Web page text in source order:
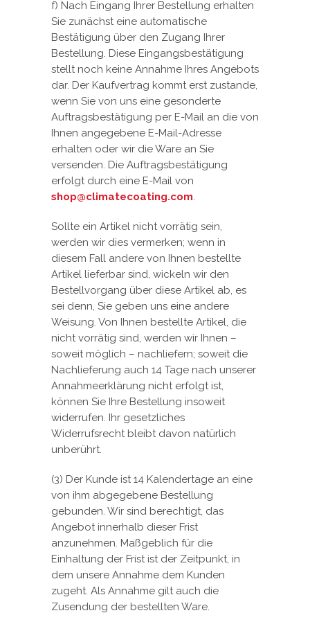
f) Nach Eingang Ihrer Bestellung erhalten
Sie zunächst eine automatische
Bestätigung über den Zugang Ihrer
Bestellung. Diese Eingangsbestätigung
stellt noch keine Annahme Ihres Angebots
dar. Der Kaufvertrag kommt erst zustande,
wenn Sie von uns eine gesonderte
Auftragsbestätigung per E-Mail an die von
Ihnen angegebene E-Mail-Adresse
erhalten oder wir die Ware an Sie
versenden. Die Auftragsbestätigung
erfolgt durch eine E-Mail von
shop@climatecoating.com.
Sollte ein Artikel nicht vorrätig sein,
werden wir dies vermerken; wenn in
diesem Fall andere von Ihnen bestellte
Artikel lieferbar sind, wickeln wir den
Bestellvorgang über diese Artikel ab, es
sei denn, Sie geben uns eine andere
Weisung. Von Ihnen bestellte Artikel, die
nicht vorrätig sind, werden wir Ihnen –
soweit möglich – nachliefern; soweit die
Nachlieferung auch 14 Tage nach unserer
Annahmeerklärung nicht erfolgt ist,
können Sie Ihre Bestellung insoweit
widerrufen. Ihr gesetzliches
Widerrufsrecht bleibt davon natürlich
unberührt.
(3) Der Kunde ist 14 Kalendertage an eine
von ihm abgegebene Bestellung
gebunden. Wir sind berechtigt, das
Angebot innerhalb dieser Frist
anzunehmen. Maßgeblich für die
Einhaltung der Frist ist der Zeitpunkt, in
dem unsere Annahme dem Kunden
zugeht. Als Annahme gilt auch die
Zusendung der bestellten Ware.